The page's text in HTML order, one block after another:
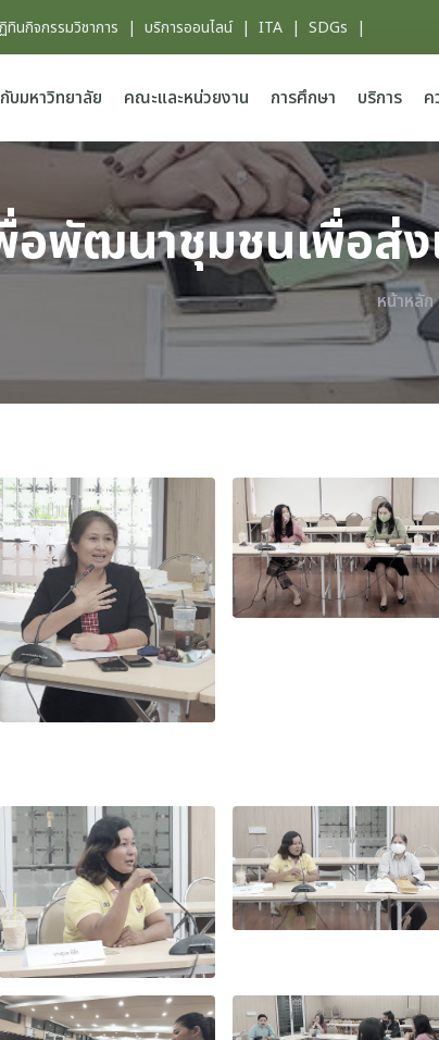
ทินกิจกรรมวิชาการ | บริการออนไลน์| ITA | SDGs |
บมหาวิทยาลัย คณะและหน่วยงาน การศึกษา บริการ ค
อพัฒนาชุมชนเพื่อส่
หน้าหลัก